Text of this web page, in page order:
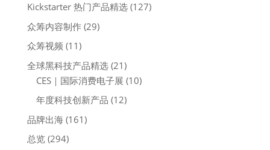
Kickstarter 热门产品精选(127)
众筹内容制作(29)
众筹视频 (11)
全球黑科技产品精选(21)
CES｜国际消费电子展 (10)
年度科技创新产品 (12)
品牌出海(161)
总览(294)